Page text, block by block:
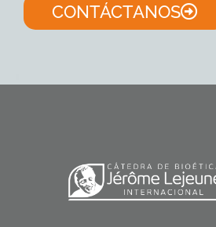
CONTÁCTANOS